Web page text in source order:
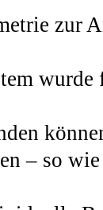
zur
– so